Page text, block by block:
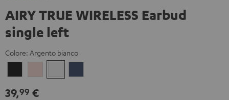
AIRY TRUE WIRELESS Earbud
single left
Colore: Argento bianco
Gold
bianco
39,99 €